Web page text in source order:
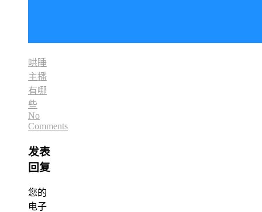
哄睡
主播
有哪
些
No
Comments
发表
回复
您的
电子